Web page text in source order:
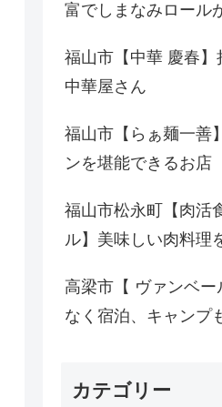
富でしまなみロール
福山市【中華 慶春】
中華屋さん
福山市【らぁ麺一善
ンを堪能できるお店
福山市松永町【肉活
ル】美味しい肉料理
高梁市【 ヴァンベ
なく宿泊、キャンプ
カテゴリー